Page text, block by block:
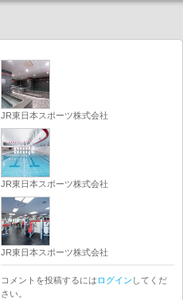
JR東日本スポーツ株式会社
JR東日本スポーツ株式会社
JR東日本スポーツ株式会社
コメントを投稿するには ログイン してくだ
さい。